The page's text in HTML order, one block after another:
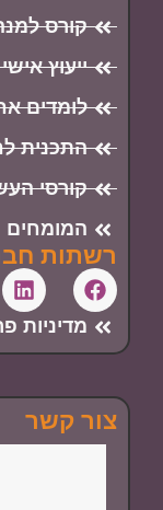
קורס
ייעוץ
לומדים
התכנית
קורסי
המומחים
רשתות
מדיניות
צור קשר